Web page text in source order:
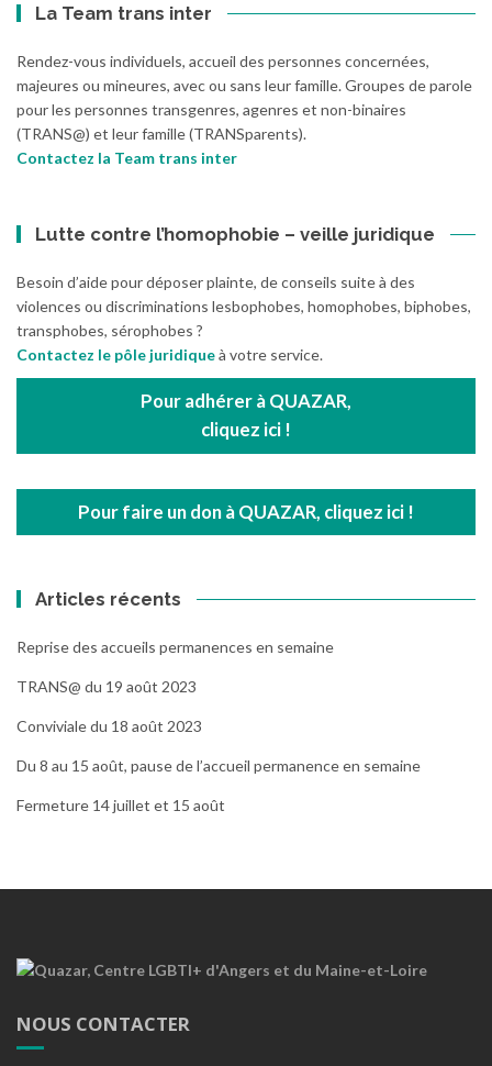
La Team trans inter
Rendez-vous individuels, accueil des personnes concernées,
majeures ou mineures, avec ou sans leur famille. Groupes de parole
pour les personnes transgenres, agenres et non-binaires
(TRANS@) et leur famille (TRANSparents).
Contactez la Team trans inter
Lutte contre l’homophobie – veille juridique
Besoin d’aide pour déposer plainte, de conseils suite à des
violences ou discriminations lesbophobes, homophobes, biphobes,
transphobes, sérophobes ?
Contactez le pôle juridiqueà votre service.
Pour adhérer à QUAZAR,
cliquez ici !
Pour faire un don à QUAZAR, cliquez ici !
Articles récents
Reprise des accueils permanences en semaine
TRANS@ du 19 août 2023
Conviviale du 18 août 2023
Du 8 au 15 août, pause de l’accueil permanence en semaine
Fermeture 14 juillet et 15 août
NOUS CONTACTER